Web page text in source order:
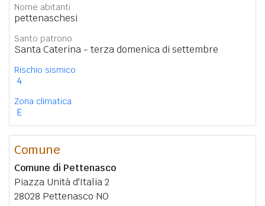
Nome abitanti
pettenaschesi
Santo patrono
Santa Caterina - terza domenica di settembre
Rischio sismico
4
Zona climatica
E
Comune
Comune di Pettenasco
Piazza Unità d'Italia 2
28028 Pettenasco NO